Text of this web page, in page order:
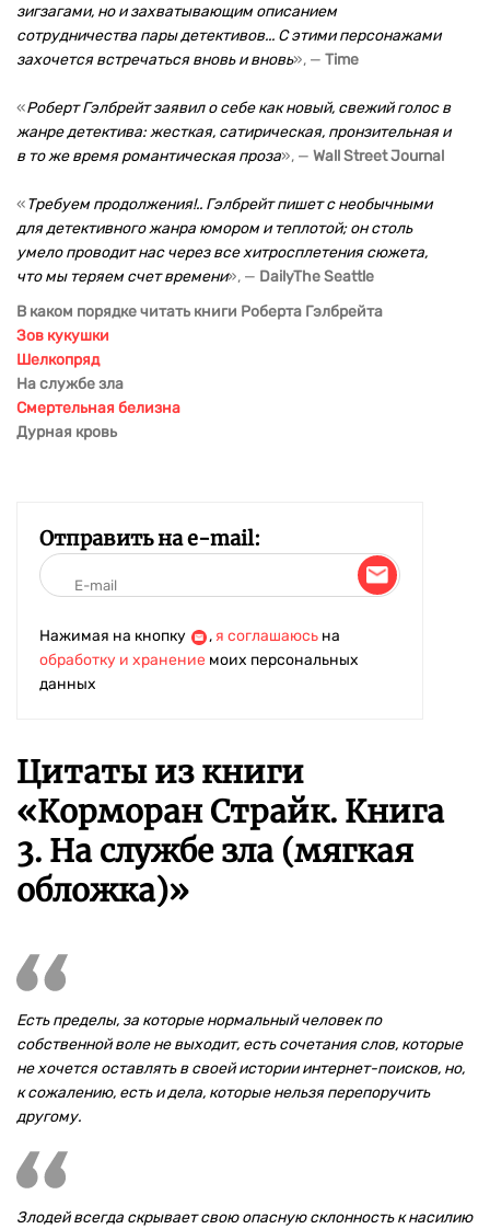
зигзагами, но и захватывающим описанием
сотрудничества пары детективов... С этими персонажами
захочется встречаться вновь и вновь», — Time
«Роберт Гэлбрейт заявил о себе как новый, свежий голос в
жанре детектива: жесткая, сатирическая, пронзительная и
в то же время романтическая проза», — Wall Street Journal
«Требуем продолжения!.. Гэлбрейт пишет с необычными
для детективного жанра юмором и теплотой; он столь
умело проводит нас через все хитросплетения сюжета,
что мы теряем счет времени», — DailyThe Seattle
В каком порядке читать книги Роберта Гэлбрейта
Зов кукушки
Шелкопряд
На службе зла
Смертельная белизна
Дурная кровь
Отправить на e-mail:
Нажимая на кнопку , я соглашаюсь на
обработку и хранение моих персональных
данных
Цитаты из книги
«Корморан Страйк. Книга
3. На службе зла (мягкая
обложка)»
Есть пределы, за которые нормальный человек по
собственной воле не выходит, есть сочетания слов, которые
не хочется оставлять в своей истории интернет-поисков, но,
к сожалению, есть и дела, которые нельзя перепоручить
другому.
Злодей всегда скрывает свою опасную склонность к насилию